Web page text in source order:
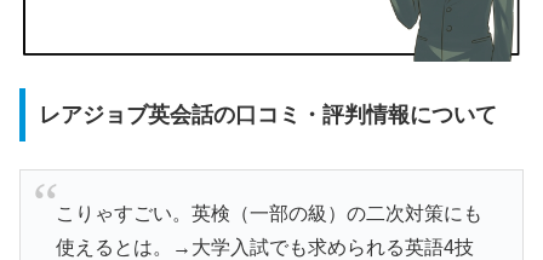
レアジョブ英会話の口コミ・評判情報について
こりゃすごい。英検（一部の級）の二次対策にも
使えるとは。→大学入試でも求められる英語4技